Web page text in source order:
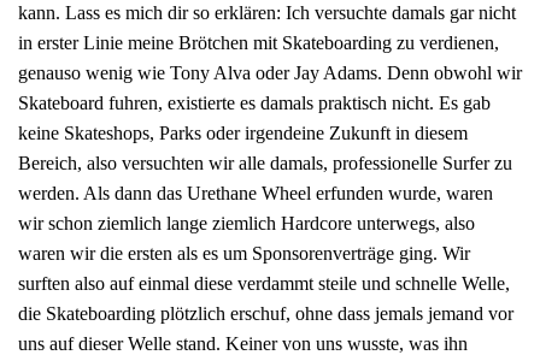
kann. Lass es mich dir so erklären: Ich versuchte damals gar nicht
in erster Linie meine Brötchen mit Skateboarding zu verdienen,
genauso wenig wie Tony Alva oder Jay Adams. Denn obwohl wir
Skateboard fuhren, existierte es damals praktisch nicht. Es gab
keine Skateshops, Parks oder irgendeine Zukunft in diesem
Bereich, also versuchten wir alle damals, professionelle Surfer zu
werden. Als dann das Urethane Wheel erfunden wurde, waren
wir schon ziemlich lange ziemlich Hardcore unterwegs, also
waren wir die ersten als es um Sponsorenverträge ging. Wir
surften also auf einmal diese verdammt steile und schnelle Welle,
die Skateboarding plötzlich erschuf, ohne dass jemals jemand vor
uns auf dieser Welle stand. Keiner von uns wusste, was ihn